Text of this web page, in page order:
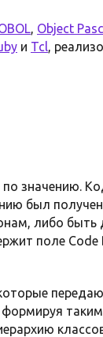
, Object
и Tcl,
значению.
был
либо быть
поле Code